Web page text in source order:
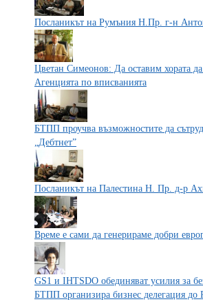
Посланикът на Румъния Н.Пр. г-н
Цветан Симеонов: Да оставим хората
Агенцията по вписванията
БТПП проучва възможностите да
„Дебтнет”
Посланикът на Палестина Н. Пр. д-р
Време е сами да генерираме добри
GS1 и IHTSDO обединяват усилия за
БТПП организира бизнес делегация до